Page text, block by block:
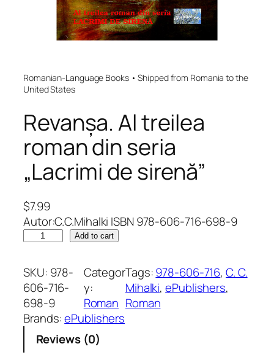
Romanian-Language Books • Shipped from Romania to the
United States
Revanșa. Al treilea
roman din seria
„Lacrimi de sirenă”
$7.99
Autor:C.C.Mihalki ISBN 978-606-716-698-9
v
a
n
ș
a
Add to cart
SKU: 978-
606-716-
698-9
Categor
y:
Roman
Tags:978-606-716, C. C.
Mihalki, ePublishers
Roman
Brands:ePublishers
Reviews (0)